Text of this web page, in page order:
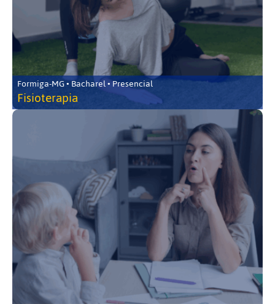
Formiga-MG • Bacharel • Presencial
Fisioterapia